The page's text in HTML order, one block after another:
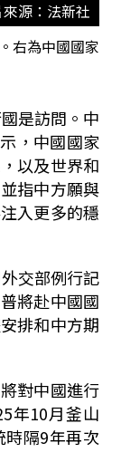
源：法新社
右為中國國家
是訪問。中
，中國國家
以及世界和
指中方願與
入更多的穩
交部例行記
將赴中國國
排和中方期
對中國進行
年10月釜山
隔9年再次